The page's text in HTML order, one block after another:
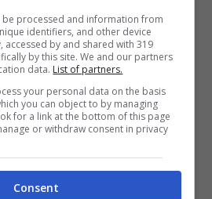
questo quadro ben definito
Tattici Nucleari con il loro
sanremesi come
e l’amatissimo
Una
quasi esclusivamente
processed and information from
identifiers, and other device
accessed by and shared with 319
by this site. We and our partners
data. List of partners.
your personal data on the basis
you can object to by managing
for a link at the bottom of this page
or withdraw consent in privacy
Consent